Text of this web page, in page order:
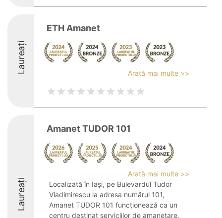
Laureați
ETH Amanet
Arată mai multe >>
Laureați
Amanet TUDOR 101
Arată mai multe >>
Localizată în Iași, pe Bulevardul Tudor
Vladimirescu la adresa numărul 101,
Amanet TUDOR 101 funcționează ca un
centru destinat serviciilor de amanetare.